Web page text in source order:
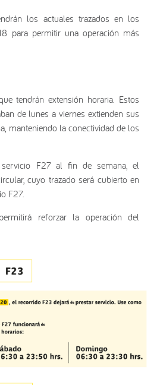
los actuales trazados en los
para permitir una operación más
tendrán extensión horaria. Estos
de lunes a viernes extienden sus
manteniendo la conectividad de los
F27 al fin de semana, el
cuyo trazado será cubierto en
F27.
reforzar la operación del